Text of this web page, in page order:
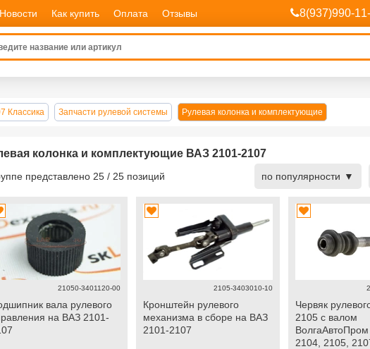
Новости Как купить Оплата Отзывы 8(937)990-
Классика Запчасти рулевой системы Рулевая колонка и комплектующие
колонка и комплектующие ВАЗ 2101-2107
представлено 25 / 25 позиций по популярности
21050-3401120-00
вала рулевого
на ВАЗ 2101-
2105-3403010-10
Кронштейн рулевого
механизма в сборе на ВАЗ
2101-2107
Червяк
2105 с валом
2104, 2105,